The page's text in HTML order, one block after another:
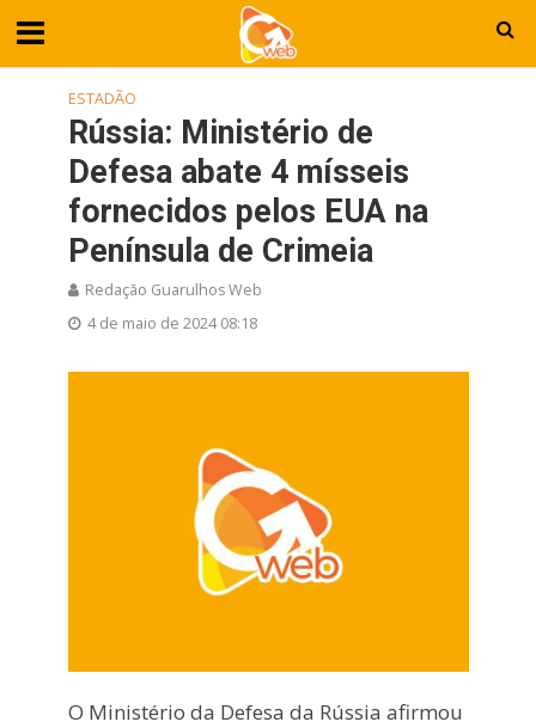
ESTADÃO
Rússia: Ministério de
Defesa abate 4 mísseis
fornecidos pelos EUA na
Península de Crimeia
Redação Guarulhos Web
4 de maio de 2024 08:18
O Ministério da Defesa da Rússia afirmou